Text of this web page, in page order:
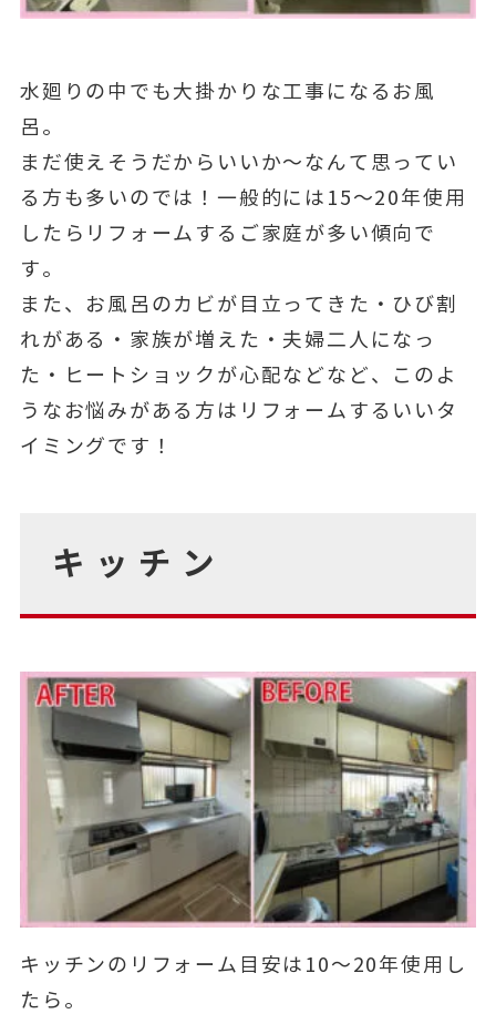
水廻りの中でも大掛かりな工事になるお風
呂。
まだ使えそうだからいいか～なんて思ってい
る方も多いのでは！一般的には15～20年使用
したらリフォームするご家庭が多い傾向で
す。
また、お風呂のカビが目立ってきた・ひび割
れがある・家族が増えた・夫婦二人になっ
た・ヒートショックが心配などなど、このよ
うなお悩みがある方はリフォームするいいタ
イミングです！
キッチン
キッチンのリフォーム目安は10～20年使用し
たら。